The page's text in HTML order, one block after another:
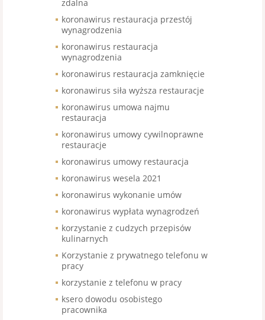
zdalna
koronawirus restauracja przestój
wynagrodzenia
koronawirus restauracja
wynagrodzenia
koronawirus restauracja zamknięcie
koronawirus siła wyższa restauracje
koronawirus umowa najmu
restauracja
koronawirus umowy cywilnoprawne
restauracje
koronawirus umowy restauracja
koronawirus wesela 2021
koronawirus wykonanie umów
koronawirus wypłata wynagrodzeń
korzystanie z cudzych przepisów
kulinarnych
Korzystanie z prywatnego telefonu w
pracy
korzystanie z telefonu w pracy
ksero dowodu osobistego
pracownika